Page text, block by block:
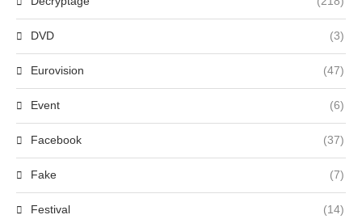
DVD (3)
Eurovision (47)
Event (6)
Facebook (37)
Fake (7)
Festival (14)